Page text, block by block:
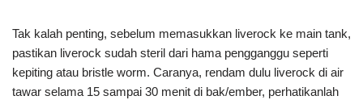
Tak kalah penting, sebelum memasukkan liverock ke main tank,
pastikan liverock sudah steril dari hama pengganggu seperti
kepiting atau bristle worm. Caranya, rendam dulu liverock di air
tawar selama 15 sampai 30 menit di bak/ember, perhatikanlah